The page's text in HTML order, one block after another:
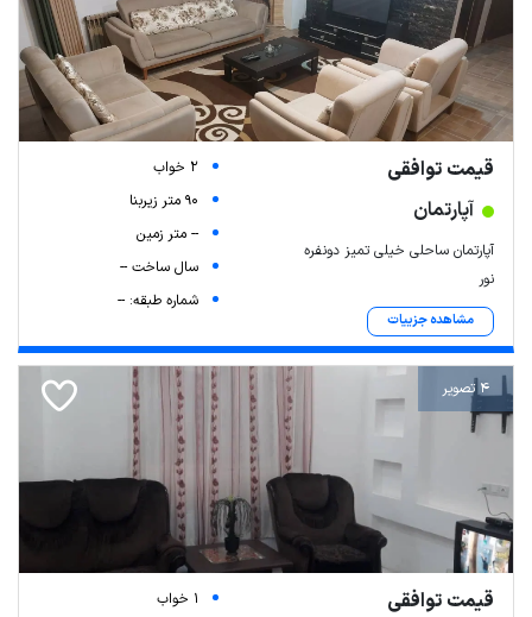
قیمت توافقی
آپارتمان
آپارتمان ساحلی خیلی تمیز دونفره
نور
مشاهده جزییات
2 خواب
90 متر زیربنا
-- متر زمین
سال ساخت --
شماره طبقه: --
4 تصویر
قیمت توافقی
1 خواب